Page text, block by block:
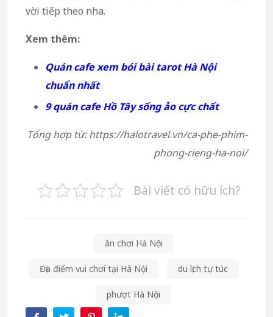
vời tiếp theo nha.
Xem thêm:
Quán cafe xem bói bài tarot Hà Nội
chuẩn nhất
9 quán cafe Hồ Tây sống ảo cực chất
Tổng hợp từ: https://halotravel.vn/ca-phe-phim-
phong-rieng-ha-noi/
Bài viết có hữu ích?
ăn chơi Hà Nội
Địa điểm vui chơi tại Hà Nội du lịch tự túc
phượt Hà Nội